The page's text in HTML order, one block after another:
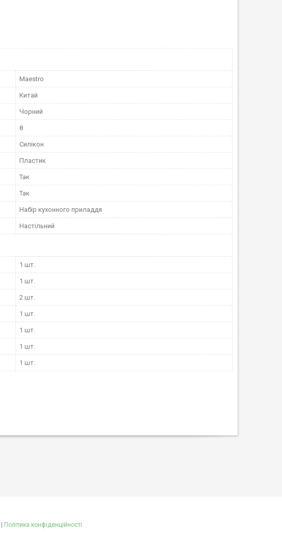
Maestro
Китай
Чорний
8
Силікон
Пластик
Так
Так
Набір кухонного приладдя
Настільний
1 шт.
1 шт.
2 шт.
1 шт.
1 шт.
1 шт.
1 шт.
| Політика конфіденційності